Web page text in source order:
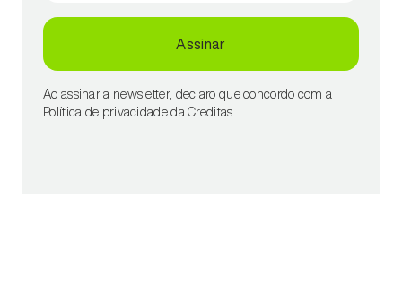
Assinar
Ao assinar a newsletter, declaro que concordo com a
Política de privacidade da Creditas.